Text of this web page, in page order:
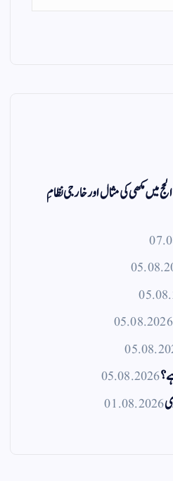
میں مکھی کی مثال اور خارجی نظامِ
05.08.2026
05.08.2026
01.08.2026